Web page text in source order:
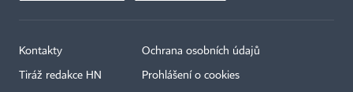
Kontakty
Tiráž redakce HN
Ochrana osobních údajů
Prohlášení o cookies